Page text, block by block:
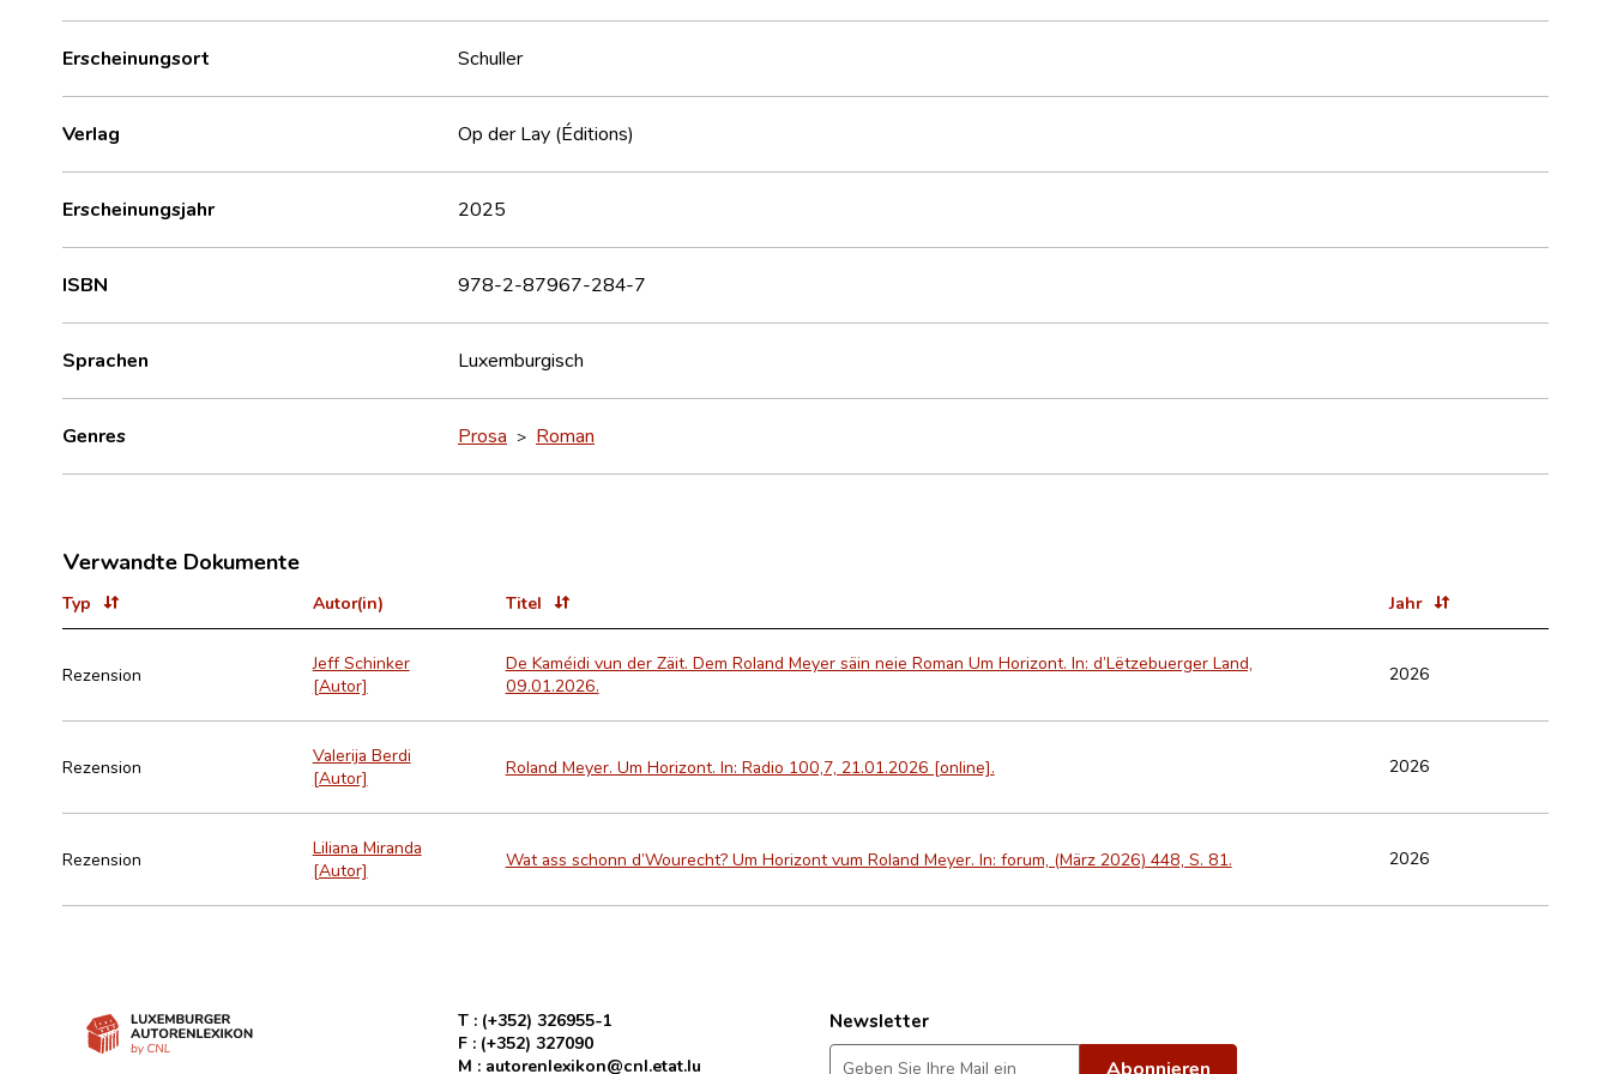
Erscheinungsort Schuller
Verlag Op der Lay (Éditions)
Erscheinungsjahr 2025
ISBN 978-2-87967-284-7
Sprachen Luxemburgisch
Genres Prosa > Roman
Verwandte Dokumente
Typ Autor(in) Titel Jahr
Rezension
Jeff Schinker
[Autor]
De Kaméidi vun der Zäit. Dem Roland Meyer säin neie Roman Um Horizont. In: d’Lëtzebuerger Land,
09.01.2026.
2026
Rezension
Valerija Berdi
[Autor]
Roland Meyer. Um Horizont. In: Radio 100,7, 21.01.2026 [online]. 2026
Rezension
Liliana Miranda
[Autor]
Wat ass schonn d’Wourecht? Um Horizont vum Roland Meyer. In: forum, (März 2026) 448, S. 81. 2026
T : (+352) 326955-1
F : (+352) 327090
M : autorenlexikon@cnl.etat.lu
Newsletter